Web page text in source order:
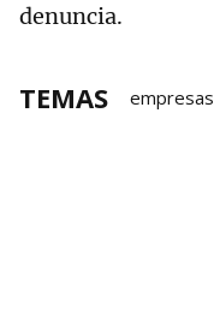
denuncia.
TEMAS empresas